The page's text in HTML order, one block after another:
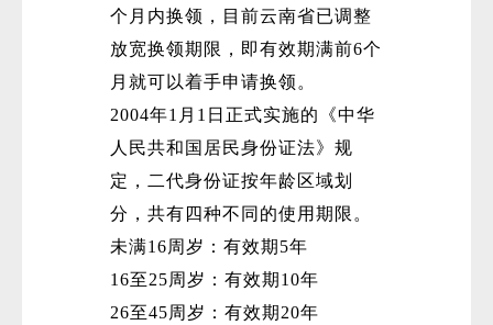
个月内换领，目前云南省已调整
放宽换领期限，即有效期满前6个
月就可以着手申请换领。
2004年1月1日正式实施的《中华
人民共和国居民身份证法》规
定，二代身份证按年龄区域划
分，共有四种不同的使用期限。
未满16周岁：有效期5年
16至25周岁：有效期10年
26至45周岁：有效期20年